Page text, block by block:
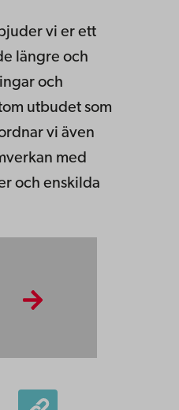
vi er ett
längre och
och
utbudet som
vi även
med
och enskilda